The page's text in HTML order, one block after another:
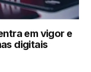
em vigor e
digitais